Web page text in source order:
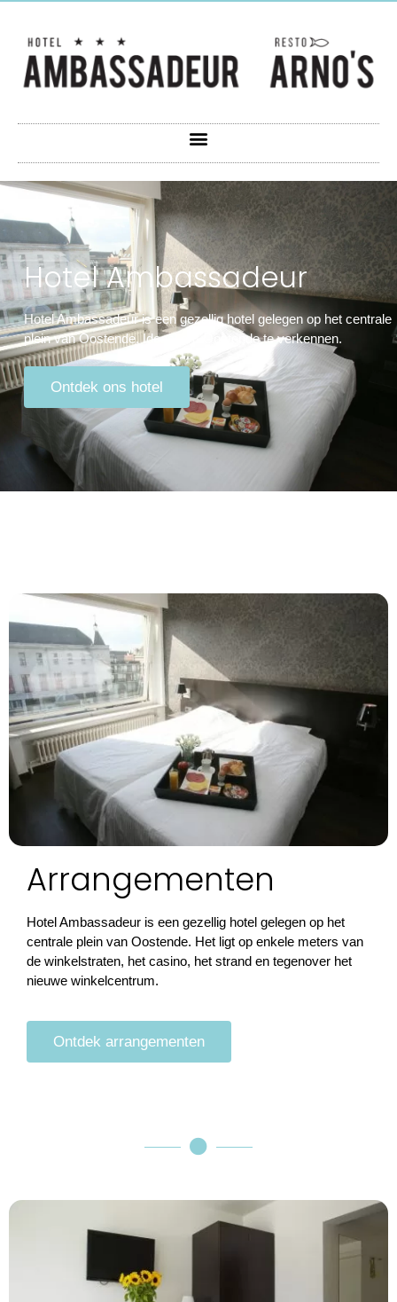
Hotel Ambassadeur
Hotel Ambassadeur is een gezellig hotel gelegen op het centrale
plein van Oostende. Ideaal om Oostende te verkennen.
Ontdek ons hotel
Arrangementen
Hotel Ambassadeur is een gezellig hotel gelegen op het
centrale plein van Oostende. Het ligt op enkele meters van
de winkelstraten, het casino, het strand en tegenover het
nieuwe winkelcentrum.
Ontdek arrangementen